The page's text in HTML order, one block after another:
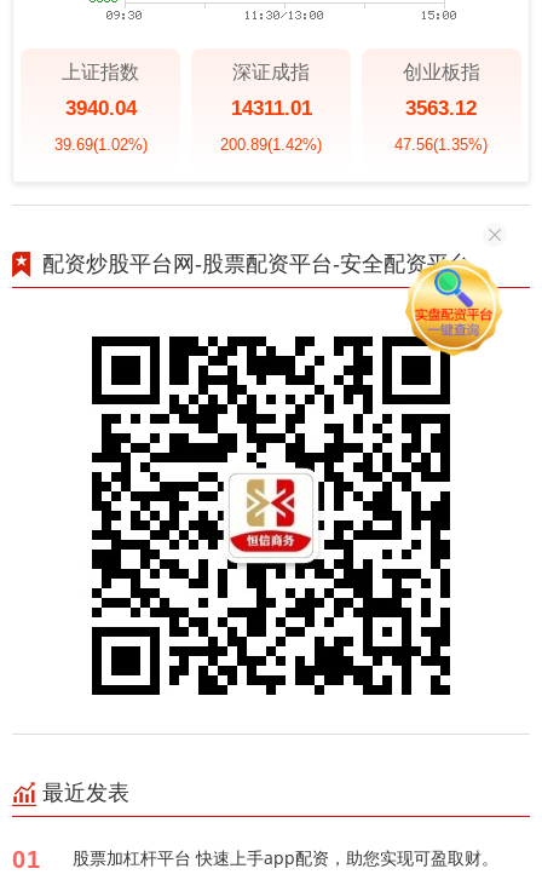
上证指数
3940.04
39.69(1.02%)
深证成指
14311.01
200.89(1.42%)
创业板指
3563.12
47.56(1.35%)
配资炒股平台网-股票配资平台-安全配资平台
最近发表
01 股票加杠杆平台 快速上手app配资，助您实现可盈取财。